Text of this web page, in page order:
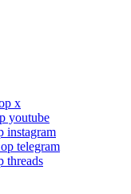
x
youtube
instagram
telegram
threads